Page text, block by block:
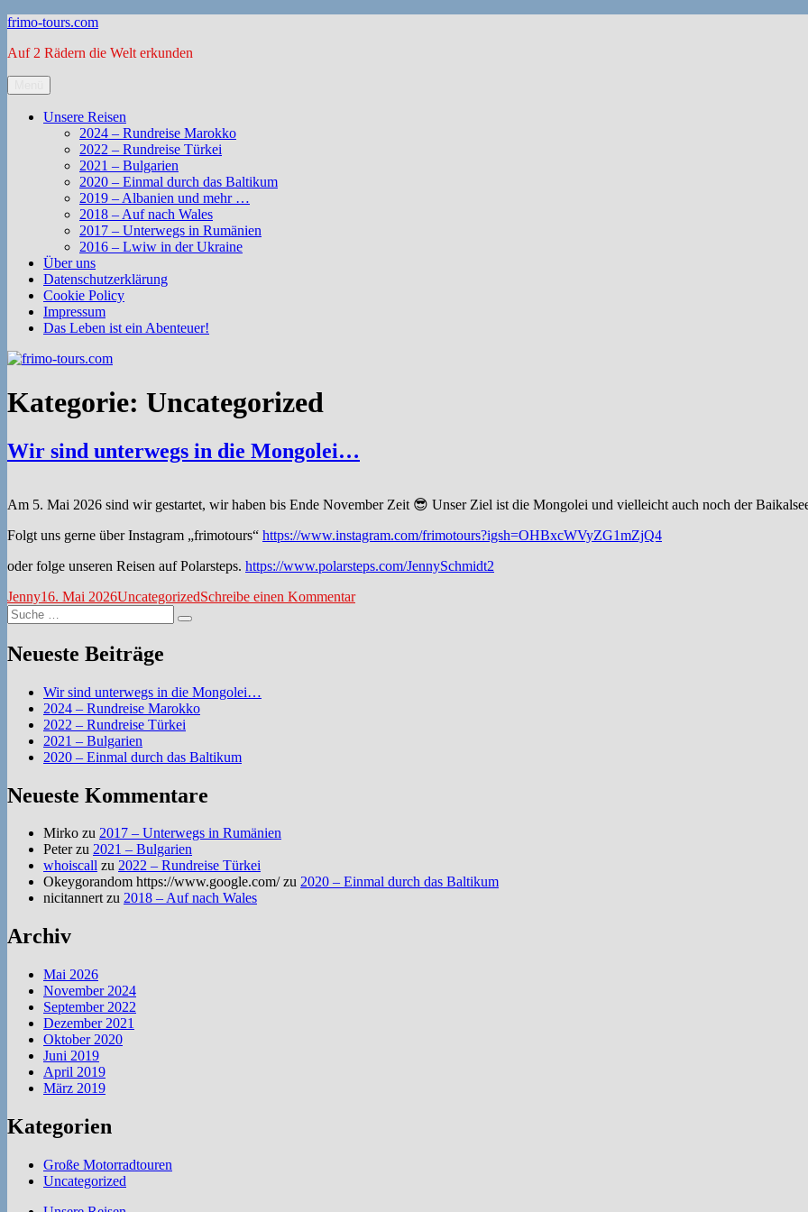
Zum
springen
frimo-tours.com
Auf 2 Rädern die Welt erkunden
Unsere Reisen
2024 – Rundreise Marokko
2022 – Rundreise Türkei
2021 – Bulgarien
2020 – Einmal durch das Baltikum
2019 – Albanien und mehr …
2018 – Auf nach Wales
2017 – Unterwegs in Rumänien
2016 – Lwiw in der Ukraine
Über uns
Datenschutzerklärung
Cookie Policy
Impressum
Das Leben ist ein Abenteuer!
Kategorie: Uncategorized
Wir sind unterwegs in die Mongolei…
Am 5. Mai 2026 sind wir gestartet, wir haben bis Ende November Zeit 😎 Unser Ziel ist die Mongolei und vielleicht auch noch der
Folgt uns gerne über Instagram „frimotours“ https://www.instagram.com/frimotours?igsh=OHBxcWVyZG1mZjQ4
oder folge unseren Reisen auf Polarsteps. https://www.polarsteps.com/JennySchmidt2
Autor
JennyVeröffentlicht
am
16. Mai 2026Kategorien
UncategorizedSchreibe einen Kommentarzu
Suche
nach:
Suchen
Neueste Beiträge
Wir sind unterwegs in die Mongolei…
2024 – Rundreise Marokko
2022 – Rundreise Türkei
2021 – Bulgarien
2020 – Einmal durch das Baltikum
Neueste Kommentare
Mirko zu 2017 – Unterwegs in Rumänien
Peterzu 2021 – Bulgarien
whoiscall zu 2022 – Rundreise Türkei
Okeygorandom https://www.google.com/zu 2020 – Einmal durch das Baltikum
nicitannertzu 2018 – Auf nach Wales
Archiv
Mai 2026
November 2024
September 2022
Dezember 2021
Oktober 2020
Juni 2019
April 2019
März 2019
Kategorien
Große Motorradtouren
Uncategorized